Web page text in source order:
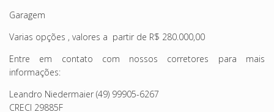
Garagem
Varias opções , valores a partir de R$ 280.000,00
Entre em contato com nossos corretores para mais
informações:
Leandro Niedermaier (49) 99905-6267
CRECI 29885F